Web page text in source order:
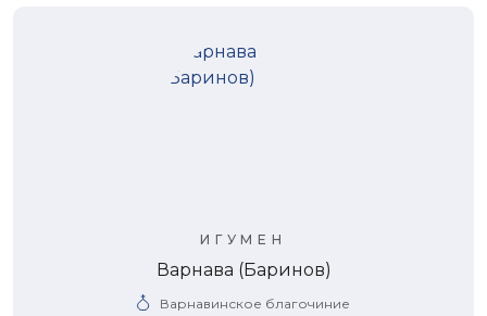
ИГУМЕН
Варнава (Баринов)
Варнавинское благочиние